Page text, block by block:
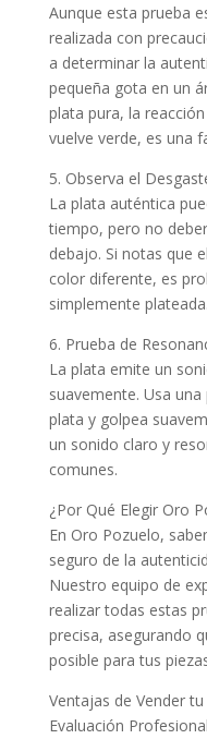
Aunque esta prueba
realizada con
a determinar la
pequeña gota en un
plata pura, la
vuelve verde, es una
5. Observa el
La plata auténtica
tiempo, pero no
debajo. Si notas que
color diferente, es
simplemente plateada.
6. Prueba de
La plata emite un
suavemente. Usa
plata y golpea
un sonido claro y
comunes.
¿Por Qué Elegir Oro
En Oro Pozuelo,
seguro de la
Nuestro equipo de
realizar todas estas
precisa, asegurando
posible para tus
Ventajas de Vender
Evaluación